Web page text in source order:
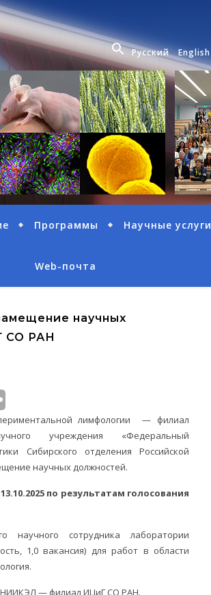
Русский English
Программы Научные услуги
Web-почта
научных
СО РАН
лимфологии — филиал
учреждения «Федеральный
Сибирского отделения Российской
научных должностей.
по результатам голосования
научного сотрудника лаборатории
1,0 вакансия) для работ в области
НИИКЭЛ — филиал ИЦиГ СО РАН.